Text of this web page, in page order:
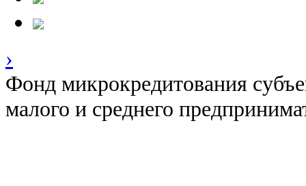
›
Фонд микрокредитования
малого и среднего